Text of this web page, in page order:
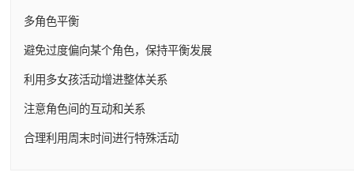
多角色平衡
避免过度偏向某个角色，保持平衡发展
利用多女孩活动增进整体关系
注意角色间的互动和关系
合理利用周末时间进行特殊活动